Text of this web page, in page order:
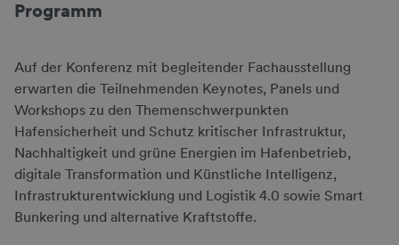
Programm
Auf der Konferenz mit begleitender Fachausstellung
erwarten die Teilnehmenden Keynotes, Panels und
Workshops zu den Themenschwerpunkten
Hafensicherheit und Schutz kritischer Infrastruktur,
Nachhaltigkeit und grüne Energien im Hafenbetrieb,
digitale Transformation und Künstliche Intelligenz,
Infrastrukturentwicklung und Logistik 4.0 sowie Smart
Bunkering und alternative Kraftstoffe.